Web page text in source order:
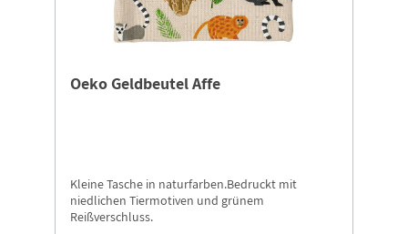
Oeko Geldbeutel Affe
Kleine Tasche in naturfarben.Bedruckt mit
niedlichen Tiermotiven und grünem
Reißverschluss.